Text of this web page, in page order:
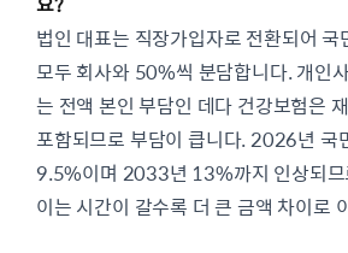
법인 대표는 직장가입자로 전환되어 국
모두 회사와 50%씩 분담합니다. 개인
는 전액 본인 부담인 데다 건강보험은
포함되므로 부담이 큽니다. 2026년 국
9.5%이며 2033년 13%까지 인상되므
이는 시간이 갈수록 더 큰 금액 차이로